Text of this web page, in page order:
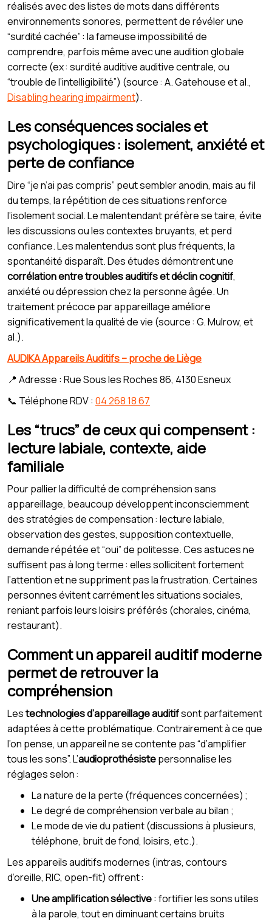
réalisés avec des listes de mots dans différents
environnements sonores, permettent de révéler une
“surdité cachée” : la fameuse impossibilité de
comprendre, parfois même avec une audition globale
correcte (ex : surdité auditive auditive centrale, ou
“trouble de l’intelligibilité”) (source : A. Gatehouse et al.,
Disabling hearing impairment).
Les conséquences sociales et
psychologiques : isolement, anxiété et
perte de confiance
Dire “je n’ai pas compris” peut sembler anodin, mais au fil
du temps, la répétition de ces situations renforce
l’isolement social. Le malentendant préfère se taire, évite
les discussions ou les contextes bruyants, et perd
confiance. Les malentendus sont plus fréquents, la
spontanéité disparaît. Des études démontrent une
corrélation entre troubles auditifs et déclin cognitif,
anxiété ou dépression chez la personne âgée. Un
traitement précoce par appareillage améliore
significativement la qualité de vie (source : G. Mulrow, et
al.).
AUDIKA Appareils Auditifs – proche de Liège
📍 Adresse : Rue Sous les Roches 86, 4130 Esneux
📞 Téléphone RDV : 04 268 18 67
Les “trucs” de ceux qui compensent :
lecture labiale, contexte, aide
familiale
Pour pallier la difficulté de compréhension sans
appareillage, beaucoup développent inconsciemment
des stratégies de compensation : lecture labiale,
observation des gestes, supposition contextuelle,
demande répétée et “oui” de politesse. Ces astuces ne
suffisent pas à long terme : elles sollicitent fortement
l’attention et ne suppriment pas la frustration. Certaines
personnes évitent carrément les situations sociales,
reniant parfois leurs loisirs préférés (chorales, cinéma,
restaurant).
Comment un appareil auditif moderne
permet de retrouver la
compréhension
Lestechnologies d’appareillage auditifsont parfaitement
adaptées à cette problématique. Contrairement à ce que
l’on pense, un appareil ne se contente pas “d’amplifier
tous les sons”. L’audioprothésistepersonnalise les
réglages selon :
La nature de la perte (fréquences concernées) ;
Le degré de compréhension verbale au bilan ;
Le mode de vie du patient (discussions à plusieurs,
téléphone, bruit de fond, loisirs, etc.).
Les appareils auditifs modernes (intras, contours
d’oreille, RIC, open-fit) offrent :
Une amplification sélective: fortifier les sons utiles
à la parole, tout en diminuant certains bruits